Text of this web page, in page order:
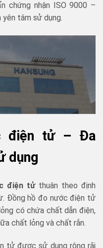
chứng nhận ISO 9000 –
tâm sử dụng.
điện tử – Đa
dụng
điện tửthuân theo định
Đồng hồ đo nước điện tử
có chứa chất dẫn điện,
chất lỏng và chất rắn.
tử được sử dụng rộng rãi